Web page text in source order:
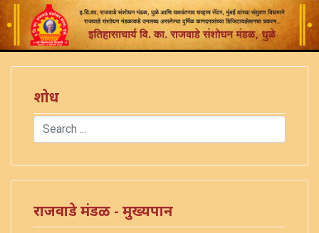
शोध
Search
राजवाडे मंडळ - मुख्यपान